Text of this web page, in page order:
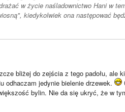
w życie naśladownictwo Hani w
bliżej do zejścia z tego padołu, ale
odhaczam jedynie bielenie drzewek.
bylin. Nie da się ukryć, że w